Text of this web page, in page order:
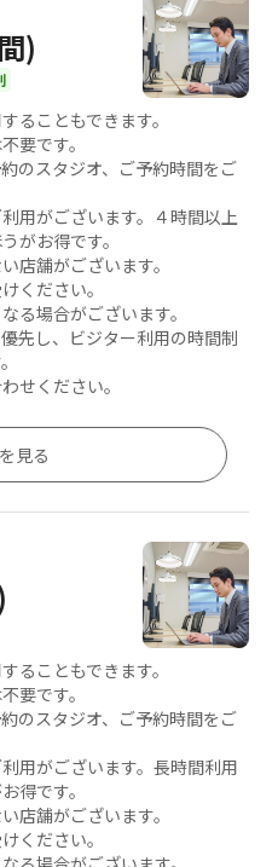
)
ることもできます。
要です。
のスタジオ、ご予約時間をご
用がございます。４時間以上
がお得です。
店舗がございます。
ください。
る場合がございます。
先し、ビジター利用の時間制
せください。
見る
ることもできます。
要です。
のスタジオ、ご予約時間をご
用がございます。長時間利用
得です。
店舗がございます。
ください。